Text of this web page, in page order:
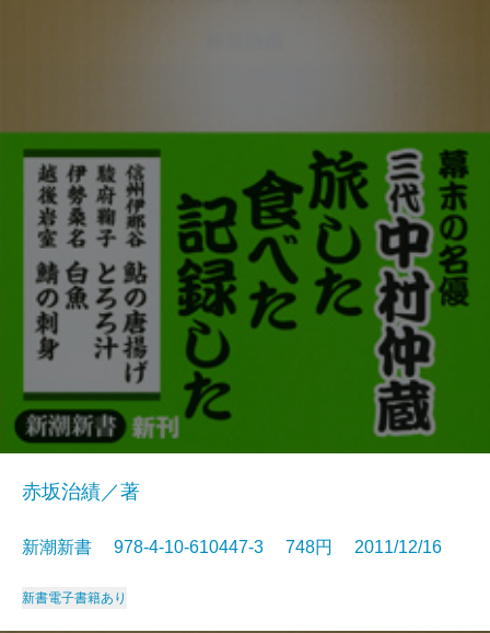
赤坂治績／著
新潮新書 978-4-10-610447-3 748円 2011/12/16
新書電子書籍あり